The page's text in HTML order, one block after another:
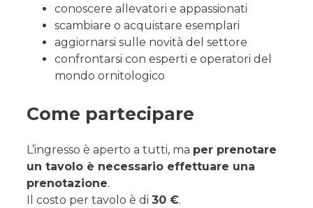
conoscere allevatori e appassionati
scambiare o acquistare esemplari
aggiornarsi sulle novità del settore
confrontarsi con esperti e operatori del
mondo ornitologico
Come partecipare
L’ingresso è aperto a tutti, ma per prenotare
un tavolo è necessario effettuare una
prenotazione.
Il costo per tavolo è di 30 €.